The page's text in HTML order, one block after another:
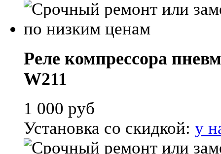
Реле компрессора
W211
1 000 руб
Установка со скидкой: у